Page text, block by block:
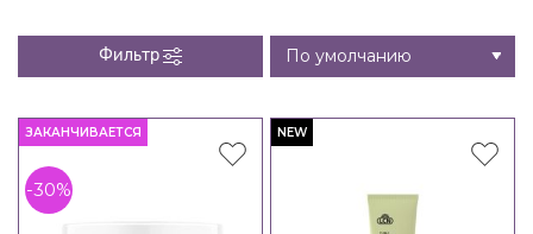
Фильтр
ЗАКАНЧИВАЕТСЯ
-30%
NEW